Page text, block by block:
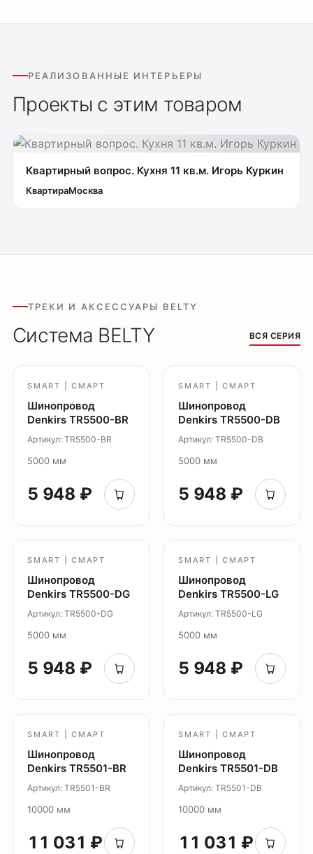
РЕАЛИЗОВАННЫЕ ИНТЕРЬЕРЫ
Проекты с этим товаром
Квартирный вопрос. Кухня 11 кв.м. Игорь Куркин
КвартираМосква
ТРЕКИ И АКСЕССУАРЫ BELTY
Система BELTY ВСЯ СЕРИЯ
SMART | СМАРТ
Шинопровод
Denkirs TR5500-BR
Артикул: TR5500-BR
5000 мм
5 948 ₽
SMART | СМАРТ
Шинопровод
Denkirs TR5500-DB
Артикул: TR5500-DB
5000 мм
5 948 ₽
SMART | СМАРТ
Шинопровод
Denkirs TR5500-DG
Артикул: TR5500-DG
5000 мм
5 948 ₽
SMART | СМАРТ
Шинопровод
Denkirs TR5500-LG
Артикул: TR5500-LG
5000 мм
5 948 ₽
SMART | СМАРТ
Шинопровод
Denkirs TR5501-BR
Артикул: TR5501-BR
10000 мм
11 031 ₽
SMART | СМАРТ
Шинопровод
Denkirs TR5501-DB
Артикул: TR5501-DB
10000 мм
11 031 ₽
Подсветка ступеней
Потолочные накладные
Точечные светильники
Уличное освещение
Демооборудование
Каталог
О нас
Партнерам
Система Solid
Модуль Slim LED
Система Smart
Система Air
Система Belty
Профиль Smart ONE
Проекты
Обмен и возврат
Доставка
Уличное освещение